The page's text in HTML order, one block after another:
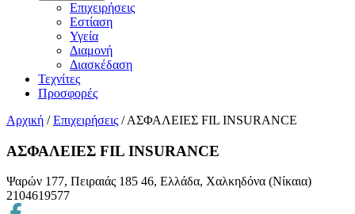
Επιχειρήσεις
Εστίαση
Υγεία
Διαμονή
Διασκέδαση
Τεχνίτες
Προσφορές
Αρχική / Επιχειρήσεις / ΑΣΦΑΛΕΙΕΣ FIL INSURANCE
ΑΣΦΑΛΕΙΕΣ FIL INSURANCE
Ψαρών 177, Πειραιάς 185 46, Ελλάδα, Χαλκηδόνα (Νίκαια)
2104619577